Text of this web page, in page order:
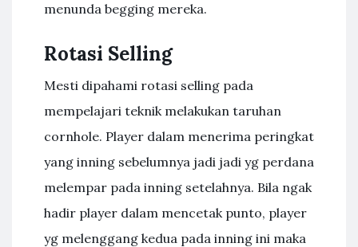
menunda begging mereka.
Rotasi Selling
Mesti dipahami rotasi selling pada
mempelajari teknik melakukan taruhan
cornhole. Player dalam menerima peringkat
yang inning sebelumnya jadi jadi yg perdana
melempar pada inning setelahnya. Bila ngak
hadir player dalam mencetak punto, player
yg melenggang kedua pada inning ini maka